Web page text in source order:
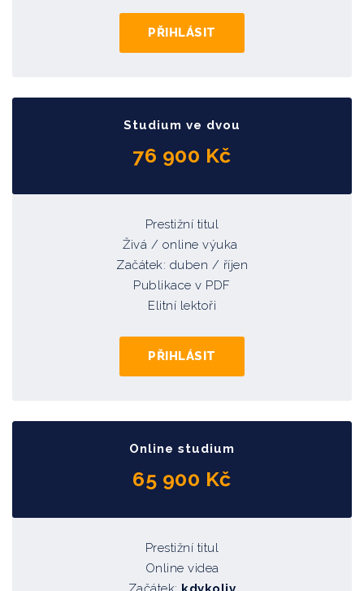
PŘIHLÁSIT
Studium ve dvou
76 900 Kč
Prestižní titul
Živá / online výuka
Začátek: duben / říjen
Publikace v PDF
Elitní lektoři
PŘIHLÁSIT
Online studium
65 900 Kč
Prestižní titul
Online videa